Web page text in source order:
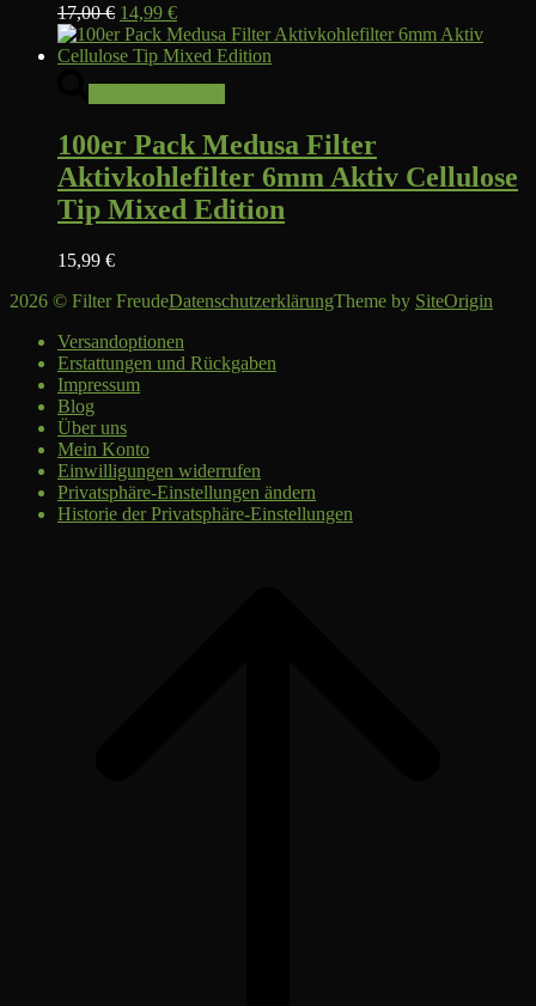
können
auf
werden
17,00€ Ursprünglicher
Preis
war:
14,99 €Aktueller
Preis
ist:
100er Pack Medusa Filter
Aktivkohlefilter 6mm Aktiv Cellulose
Tip Mixed Edition
15,99 €
2026 © Filter FreudeDatenschutzerklärungTheme by SiteOrigin
Versandoptionen
Erstattungen und Rückgaben
Impressum
Blog
Über uns
Mein Konto
Einwilligungen widerrufen
Privatsphäre-Einstellungen ändern
Historie der Privatsphäre-Einstellungen